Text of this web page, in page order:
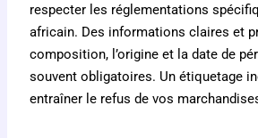
respecter les réglementations
africain. Des informations claires et
composition, l’origine et la date de
souvent obligatoires. Un étiquetage
entraîner le refus de vos